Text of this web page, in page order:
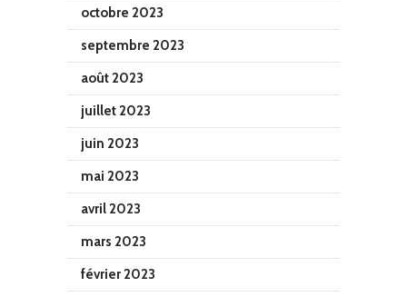
octobre 2023
septembre 2023
août 2023
juillet 2023
juin 2023
mai 2023
avril 2023
mars 2023
février 2023